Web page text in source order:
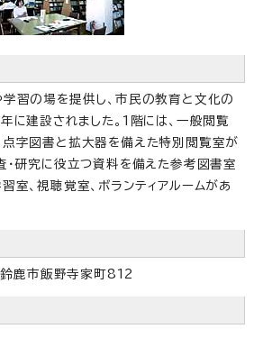
習の場を提供し、市民の教育と文化の
に建設されました。1階には、一般閲覧
点字図書と拡大器を備えた特別閲覧室が
・研究に役立つ資料を備えた参考図書室
室、視聴覚室、ボランティアルームがあ
鹿市飯野寺家町812